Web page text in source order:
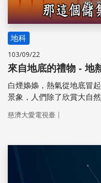
地科
103/09/22
來自地底的禮物 - 地
白煙嬝嬝，熱氣從地底冒
景象，人們除了欣賞大自
發產的效益，現在更在科
熱」。
慈濟大愛電視臺 ｜